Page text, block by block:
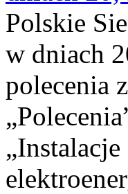
Polskie
w dniach
polecenia